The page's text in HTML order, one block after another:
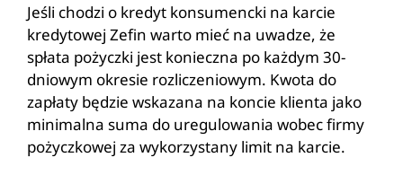
Jeśli chodzi o kredyt konsumencki na karcie
kredytowej Zefin warto mieć na uwadze, że
spłata pożyczki jest konieczna po każdym 30-
dniowym okresie rozliczeniowym. Kwota do
zapłaty będzie wskazana na koncie klienta jako
minimalna suma do uregulowania wobec firmy
pożyczkowej za wykorzystany limit na karcie.